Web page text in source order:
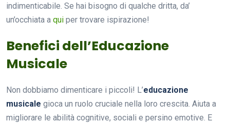
indimenticabile. Se hai bisogno di qualche dritta, da’
un’occhiata a qui per trovare ispirazione!
Benefici dell’Educazione
Musicale
Non dobbiamo dimenticare i piccoli! L’educazione
musicale gioca un ruolo cruciale nella loro crescita. Aiuta a
migliorare le abilità cognitive, sociali e persino emotive. E